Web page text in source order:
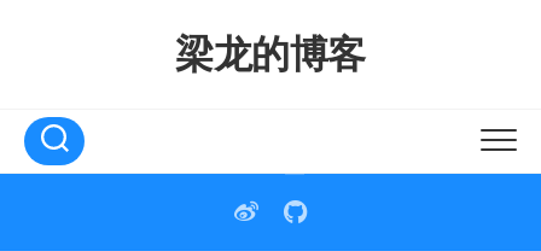
梁龙的博客